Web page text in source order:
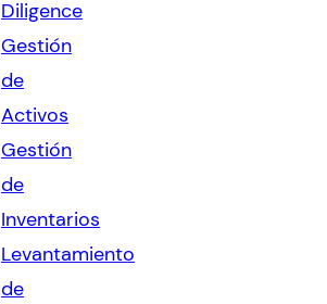
Diligence
Gestión
de
Activos
Gestión
de
Inventarios
Levantamiento
de